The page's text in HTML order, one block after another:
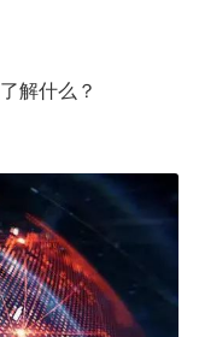
解什么？